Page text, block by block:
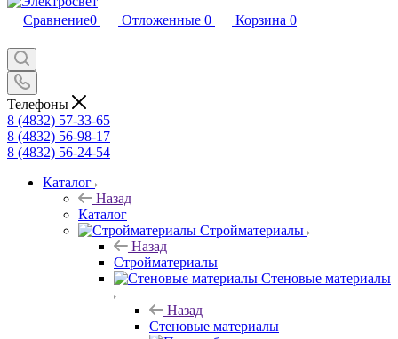
Сравнение0 Отложенные 0 Корзина 0
Телефоны
8 (4832) 57-33-65
8 (4832) 56-98-17
8 (4832) 56-24-54
Каталог
Назад
Каталог
Стройматериалы
Назад
Стройматериалы
Стеновые материалы
Назад
Стеновые материалы